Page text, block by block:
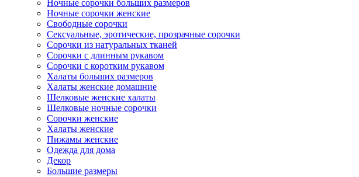
Ночные сорочки больших размеров
Ночные сорочки женские
Свободные сорочки
Сексуальные, эротические, прозрачные сорочки
Сорочки из натуральных тканей
Сорочки с длинным рукавом
Сорочки с коротким рукавом
Халаты больших размеров
Халаты женские домашние
Шелковые женские халаты
Шелковые ночные сорочки
Сорочки женские
Халаты женские
Пижамы женские
Одежда для дома
Декор
Большие размеры